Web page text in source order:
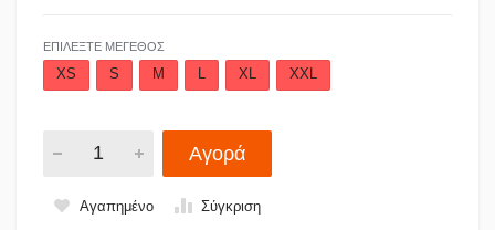
ΕΠΙΛΈΞΤΕ ΜΈΓΕΘΟΣ
XS S M L XL XXL
Αγορά
Αγαπημένο Σύγκριση